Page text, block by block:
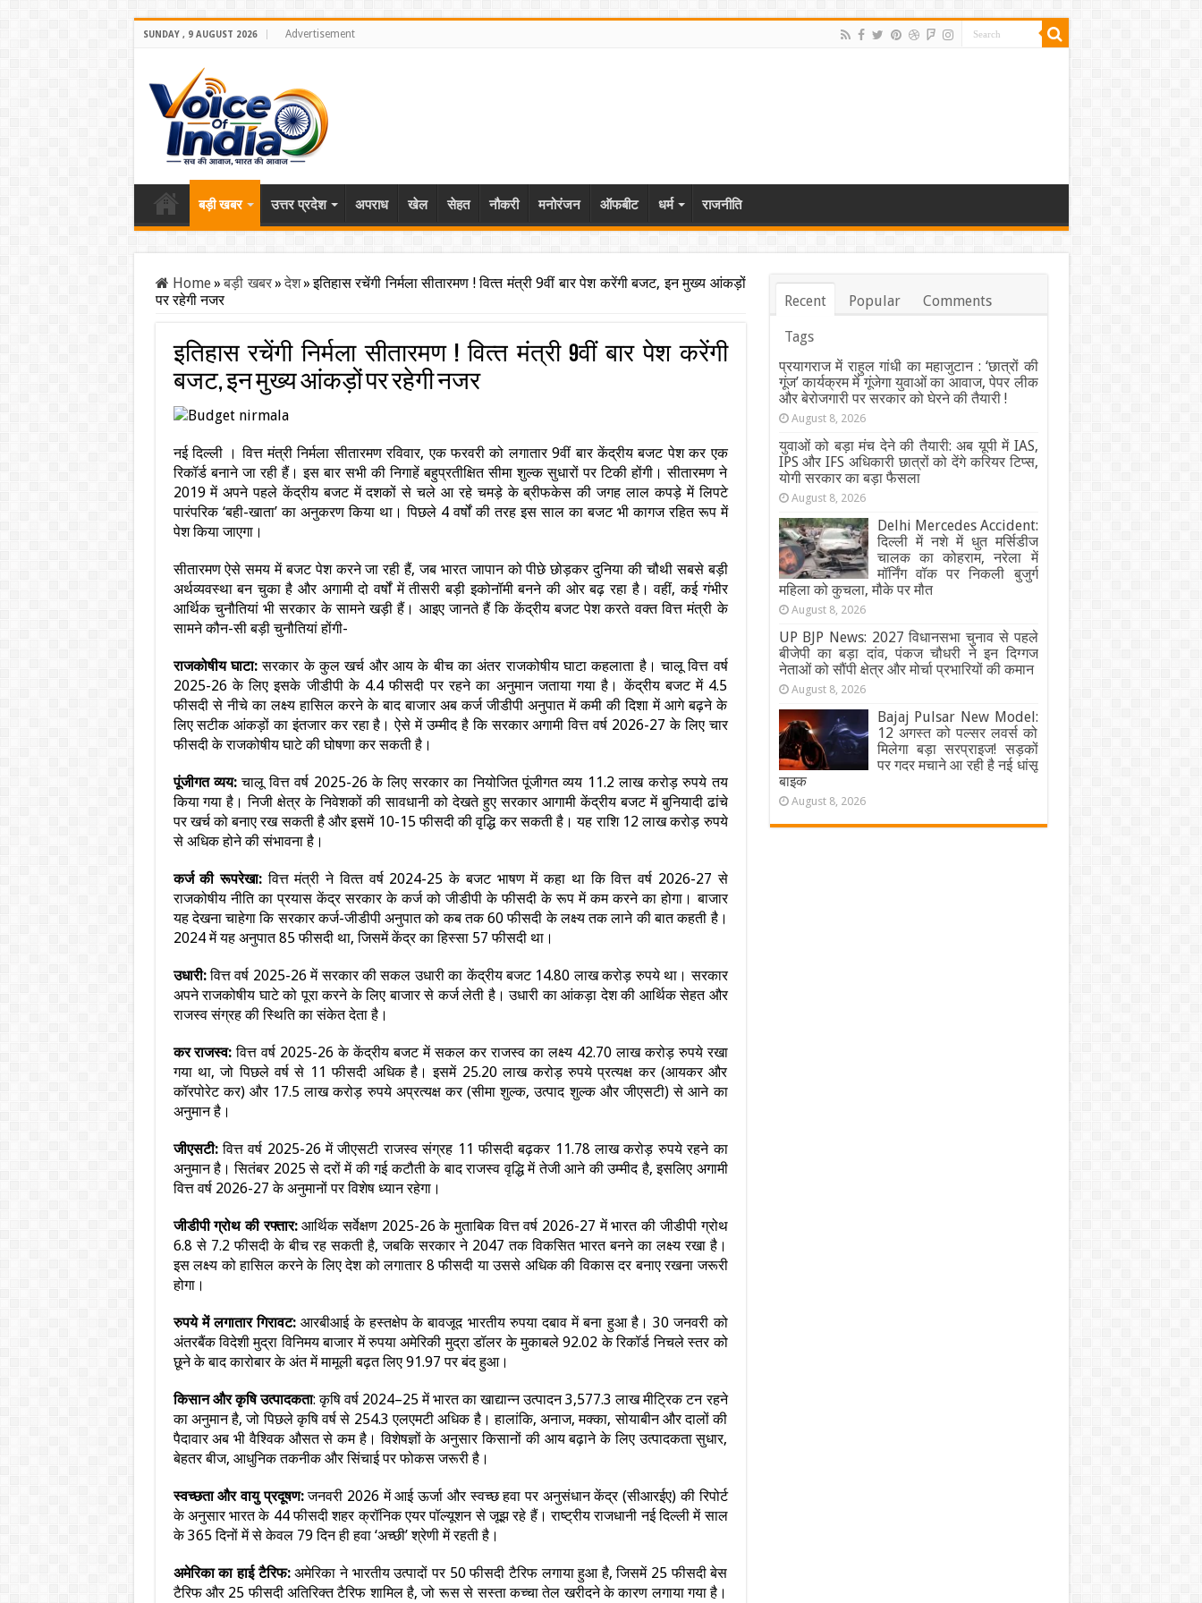
SUNDAY , 9 AUGUST 2026 Advertisement
बड़ी खबर उत्तर प्रदेश अपराध खेल सेहत नौकरी मनोरंजन ऑफबीट धर्म राजनीति
Home» बड़ी खबर»देश»इतिहास रचेंगी निर्मला सीतारमण ! वित्‍त मंत्री 9वीं बार पेश करेंगी बजट, इन मुख्य आंकड़ों
पर रहेगी नजर
इतिहास रचेंगी निर्मला सीतारमण ! वित्‍त मंत्री 9वीं बार पेश करेंगी
बजट, इन मुख्य आंकड़ों पर रहेगी नजर
नई दिल्‍ली । वित्त मंत्री निर्मला सीतारमण रविवार, एक फरवरी को लगातार 9वीं बार केंद्रीय बजट पेश कर एक
रिकॉर्ड बनाने जा रही हैं। इस बार सभी की निगाहें बहुप्रतीक्षित सीमा शुल्क सुधारों पर टिकी होंगी। सीतारमण ने
2019 में अपने पहले केंद्रीय बजट में दशकों से चले आ रहे चमड़े के ब्रीफकेस की जगह लाल कपड़े में लिपटे
पारंपरिक ‘बही-खाता’ का अनुकरण किया था। पिछले 4 वर्षों की तरह इस साल का बजट भी कागज रहित रूप में
पेश किया जाएगा।
सीतारमण ऐसे समय में बजट पेश करने जा रही हैं, जब भारत जापान को पीछे छोड़कर दुनिया की चौथी सबसे बड़ी
अर्थव्यवस्था बन चुका है और अगामी दो वर्षों में तीसरी बड़ी इकोनॉमी बनने की ओर बढ़ रहा है। वहीं, कई गंभीर
आर्थिक चुनौतियां भी सरकार के सामने खड़ी हैं। आइए जानते हैं कि केंद्रीय बजट पेश करते वक्त वित्त मंत्री के
सामने कौन-सी बड़ी चुनौतियां होंगी-
राजकोषीय घाटा:सरकार के कुल खर्च और आय के बीच का अंतर राजकोषीय घाटा कहलाता है। चालू वित्त वर्ष
2025-26 के लिए इसके जीडीपी के 4.4 फीसदी पर रहने का अनुमान जताया गया है। केंद्रीय बजट में 4.5
फीसदी से नीचे का लक्ष्य हासिल करने के बाद बाजार अब कर्ज जीडीपी अनुपात में कमी की दिशा में आगे बढ़ने के
लिए सटीक आंकड़ों का इंतजार कर रहा है। ऐसे में उम्मीद है कि सरकार अगामी वित्त वर्ष 2026-27 के लिए चार
फीसदी के राजकोषीय घाटे की घोषणा कर सकती है।
पूंजीगत व्यय:चालू वित्त वर्ष 2025-26 के लिए सरकार का नियोजित पूंजीगत व्यय 11.2 लाख करोड़ रुपये तय
किया गया है। निजी क्षेत्र के निवेशकों की सावधानी को देखते हुए सरकार आगामी केंद्रीय बजट में बुनियादी ढांचे
पर खर्च को बनाए रख सकती है और इसमें 10-15 फीसदी की वृद्धि कर सकती है। यह राशि 12 लाख करोड़ रुपये
से अधिक होने की संभावना है।
कर्ज की रूपरेखा:वित्त मंत्री ने वित्‍त वर्ष 2024-25 के बजट भाषण में कहा था कि वित्त वर्ष 2026-27 से
राजकोषीय नीति का प्रयास केंद्र सरकार के कर्ज को जीडीपी के फीसदी के रूप में कम करने का होगा। बाजार
यह देखना चाहेगा कि सरकार कर्ज-जीडीपी अनुपात को कब तक 60 फीसदी के लक्ष्य तक लाने की बात कहती है।
2024 में यह अनुपात 85 फीसदी था, जिसमें केंद्र का हिस्सा 57 फीसदी था।
उधारी:वित्त वर्ष 2025-26 में सरकार की सकल उधारी का केंद्रीय बजट 14.80 लाख करोड़ रुपये था। सरकार
अपने राजकोषीय घाटे को पूरा करने के लिए बाजार से कर्ज लेती है। उधारी का आंकड़ा देश की आर्थिक सेहत और
राजस्व संग्रह की स्थिति का संकेत देता है।
कर राजस्व: वित्त वर्ष 2025-26 के केंद्रीय बजट में सकल कर राजस्व का लक्ष्य 42.70 लाख करोड़ रुपये रखा
गया था, जो पिछले वर्ष से 11 फीसदी अधिक है। इसमें 25.20 लाख करोड़ रुपये प्रत्यक्ष कर (आयकर और
कॉरपोरेट कर) और 17.5 लाख करोड़ रुपये अप्रत्यक्ष कर (सीमा शुल्क, उत्पाद शुल्क और जीएसटी) से आने का
अनुमान है।
जीएसटी:वित्त वर्ष 2025-26 में जीएसटी राजस्‍व संग्रह 11 फीसदी बढ़कर 11.78 लाख करोड़ रुपये रहने का
अनुमान है। सितंबर 2025 से दरों में की गई कटौती के बाद राजस्व वृद्धि में तेजी आने की उम्मीद है, इसलिए अगामी
वित्त वर्ष 2026-27 के अनुमानों पर विशेष ध्यान रहेगा।
जीडीपी ग्रोथ की रफ्तार:आर्थिक सर्वेक्षण 2025-26 के मुताबिक वित्त वर्ष 2026-27 में भारत की जीडीपी ग्रोथ
6.8 से 7.2 फीसदी के बीच रह सकती है, जबकि सरकार ने 2047 तक विकसित भारत बनने का लक्ष्य रखा है।
इस लक्ष्य को हासिल करने के लिए देश को लगातार 8 फीसदी या उससे अधिक की विकास दर बनाए रखना जरूरी
होगा।
रुपये में लगातार गिरावट: आरबीआई के हस्तक्षेप के बावजूद भारतीय रुपया दबाव में बना हुआ है। 30 जनवरी को
अंतरबैंक विदेशी मुद्रा विनिमय बाजार में रुपया अमेरिकी मुद्रा डॉलर के मुकाबले 92.02 के रिकॉर्ड निचले स्तर को
छूने के बाद कारोबार के अंत में मामूली बढ़त लिए 91.97 पर बंद हुआ।
किसान और कृषि उत्पादकता: कृषि वर्ष 2024–25 में भारत का खाद्यान्न उत्पादन 3,577.3 लाख मीट्रिक टन रहने
का अनुमान है, जो पिछले कृषि वर्ष से 254.3 एलएमटी अधिक है। हालांकि, अनाज, मक्का, सोयाबीन और दालों की
पैदावार अब भी वैश्विक औसत से कम है। विशेषज्ञों के अनुसार किसानों की आय बढ़ाने के लिए उत्पादकता सुधार,
बेहतर बीज, आधुनिक तकनीक और सिंचाई पर फोकस जरूरी है।
स्वच्छता और वायु प्रदूषण:जनवरी 2026 में आई ऊर्जा और स्वच्छ हवा पर अनुसंधान केंद्र (सीआरईए) की रिपोर्ट
के अनुसार भारत के 44 फीसदी शहर क्रॉनिक एयर पॉल्यूशन से जूझ रहे हैं। राष्ट्रीय राजधानी नई दिल्ली में साल
के 365 दिनों में से केवल 79 दिन ही हवा ‘अच्छी’ श्रेणी में रहती है।
अमेरिका का हाई टैरिफ:अमेरिका ने भारतीय उत्पादों पर 50 फीसदी टैरिफ लगाया हुआ है, जिसमें 25 फीसदी बेस
टैरिफ और 25 फीसदी अतिरिक्त टैरिफ शामिल है, जो रूस से सस्ता कच्चा तेल खरीदने के कारण लगाया गया है।
Recent Popular Comments
Tags
प्रयागराज में राहुल गांधी का महाजुटान : ‘छात्रों की
गूंज’ कार्यक्रम में गूंजेगा युवाओं का आवाज, पेपर लीक
और बेरोजगारी पर सरकार को घेरने की तैयारी !
August 8, 2026
युवाओं को बड़ा मंच देने की तैयारी: अब यूपी में IAS,
IPS और IFS अधिकारी छात्रों को देंगे करियर टिप्स,
योगी सरकार का बड़ा फैसला
August 8, 2026
Delhi Mercedes Accident:
दिल्ली में नशे में धुत मर्सिडीज
चालक का कोहराम, नरेला में
मॉर्निंग वॉक पर निकली बुजुर्ग
महिला को कुचला, मौके पर मौत
August 8, 2026
UP BJP News: 2027 विधानसभा चुनाव से पहले
बीजेपी का बड़ा दांव, पंकज चौधरी ने इन दिग्गज
नेताओं को सौंपी क्षेत्र और मोर्चा प्रभारियों की कमान
August 8, 2026
Bajaj Pulsar New Model:
12 अगस्त को पल्सर लवर्स को
मिलेगा बड़ा सरप्राइज! सड़कों
पर गदर मचाने आ रही है नई धांसू
बाइक
August 8, 2026